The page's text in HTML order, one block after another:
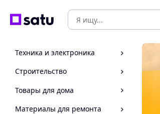
Техника и электроника
Строительство
Товары для дома
Материалы для ремонта